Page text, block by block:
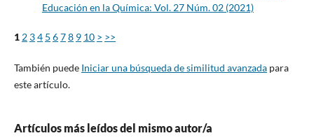
Educación en la Química: Vol. 27 Núm. 02 (2021)
1 2 34 5 678 9 10 > >>
También puede Iniciar una búsqueda de similitud avanzadapara
este artículo.
Artículos más leídos del mismo autor/a